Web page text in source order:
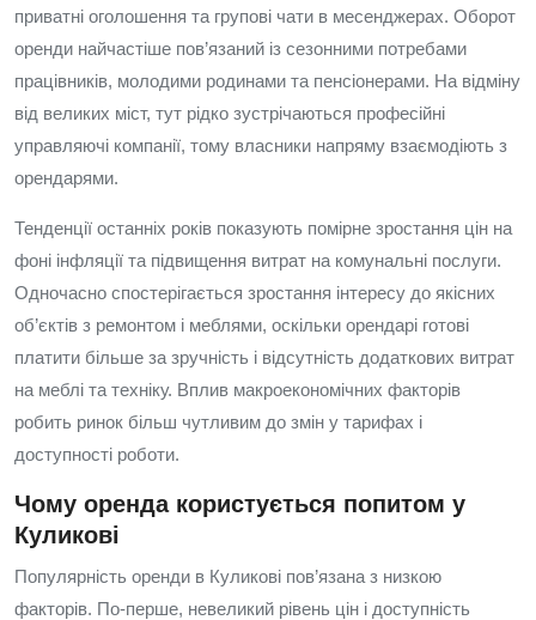
приватні оголошення та групові чати в месенджерах. Оборот
оренди найчастіше пов’язаний із сезонними потребами
працівників, молодими родинами та пенсіонерами. На відміну
від великих міст, тут рідко зустрічаються професійні
управляючі компанії, тому власники напряму взаємодіють з
орендарями.
Тенденції останніх років показують помірне зростання цін на
фоні інфляції та підвищення витрат на комунальні послуги.
Одночасно спостерігається зростання інтересу до якісних
об’єктів з ремонтом і меблями, оскільки орендарі готові
платити більше за зручність і відсутність додаткових витрат
на меблі та техніку. Вплив макроекономічних факторів
робить ринок більш чутливим до змін у тарифах і
доступності роботи.
Чому оренда користується попитом у
Куликові
Популярність оренди в Куликові пов’язана з низкою
факторів. По‑перше, невеликий рівень цін і доступність